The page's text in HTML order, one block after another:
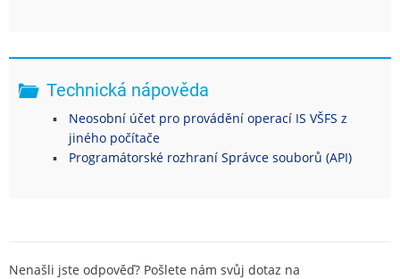
Technická nápověda
Neosobní účet pro provádění operací IS VŠFS z
jiného počítače
Programátorské rozhraní Správce souborů (API)
Nenašli jste odpověď? Pošlete nám svůj dotaz na